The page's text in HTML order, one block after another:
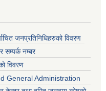
जनप्रतिनिधिहरुको विवरण
सम्पर्क नम्बर
विवरण
General Administration